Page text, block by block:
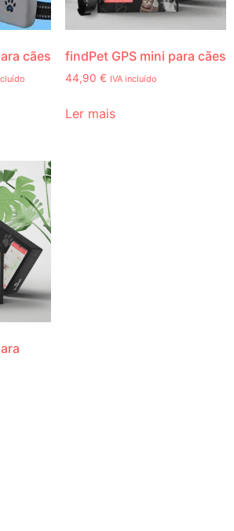
cães findPet GPS mini para cães
44,90 € IVA incluído
Ler mais